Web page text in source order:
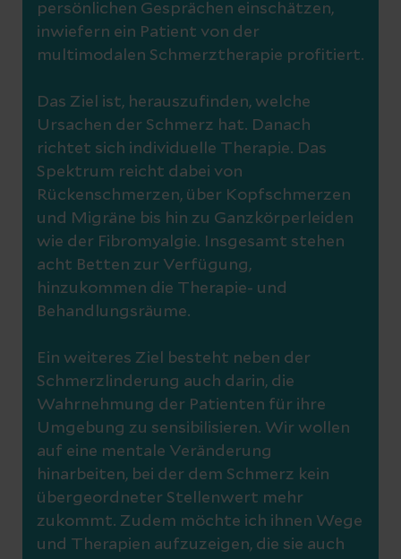
persönlichen Gesprächen einschätzen,
inwiefern ein Patient von der
multimodalen Schmerztherapie profitiert.
Das Ziel ist, herauszufinden, welche
Ursachen der Schmerz hat. Danach
richtet sich individuelle Therapie. Das
Spektrum reicht dabei von
Rückenschmerzen, über Kopfschmerzen
und Migräne bis hin zu Ganzkörperleiden
wie der Fibromyalgie. Insgesamt stehen
acht Betten zur Verfügung,
hinzukommen die Therapie- und
Behandlungsräume.
Ein weiteres Ziel besteht neben der
Schmerzlinderung auch darin, die
Wahrnehmung der Patienten für ihre
Umgebung zu sensibilisieren. Wir wollen
auf eine mentale Veränderung
hinarbeiten, bei der dem Schmerz kein
übergeordneter Stellenwert mehr
zukommt. Zudem möchte ich ihnen Wege
und Therapien aufzuzeigen, die sie auch